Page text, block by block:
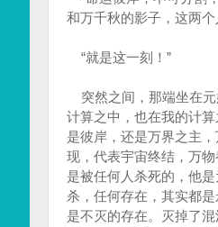
和万千秋的影子，这两
“就是这一刻！”
突然之间，那端坐在元
计算之中，也在我的计
是彼岸，还是万界之主
现，代表宇宙终结，万
是被任何人杀死的，他
杀，任何存在，其实都
是不灭的存在。灭掉了